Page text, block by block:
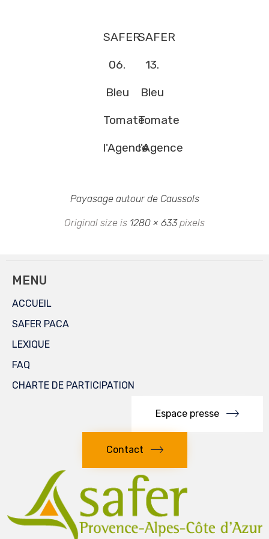
SAFER
06.
Bleu
Tomate
l'Agence
SAFER
13.
Bleu
Tomate
l'Agence
Payasage autour de Caussols
Original size is 1280 × 633pixels
MENU
ACCUEIL
SAFER PACA
LEXIQUE
FAQ
CHARTE DE PARTICIPATION
Espace presse
Contact